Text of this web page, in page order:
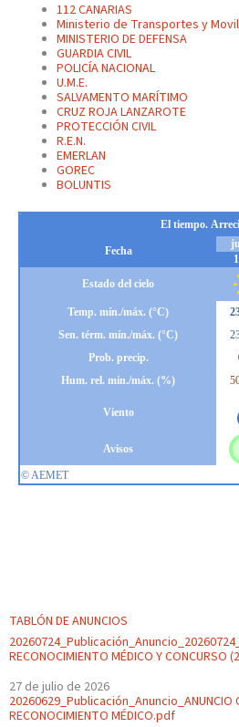
112 CANARIAS
Ministerio de Transportes y
MINISTERIO DE DEFENSA
GUARDIA CIVIL
POLICÍA NACIONAL
U.M.E.
SALVAMENTO MARÍTIMO
CRUZ ROJA LANZAROTE
PROTECCIÓN CIVIL
R.E.N.
EMERLAN
GOREC
BOLUNTIS
TABLÓN DE ANUNCIOS
RECONOCIMIENTO MÉDICO Y CONCURSO
27 de julio de 2026
20260629_Publicación_Anuncio_ANUNCIO
RECONOCIMIENTO MÉDICO.pdf